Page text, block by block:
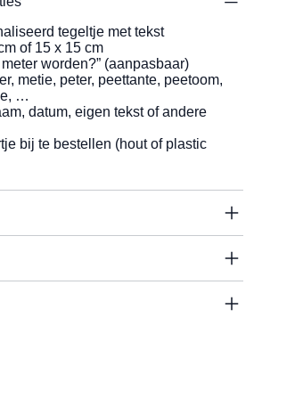
tegeltje met tekst
of 15 x 15 cm
worden?” (aanpasbaar)
metie, peter, peettante, peetoom,
…
datum, eigen tekst of andere
bij te bestellen (hout of plastic